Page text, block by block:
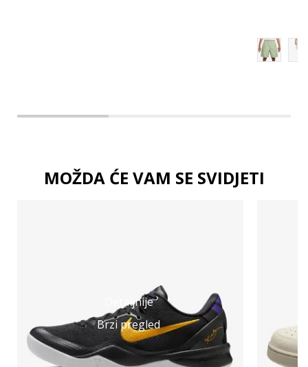
MOŽDA ĆE VAM SE SVIDJETI
Detaljnije
Brzi pregled